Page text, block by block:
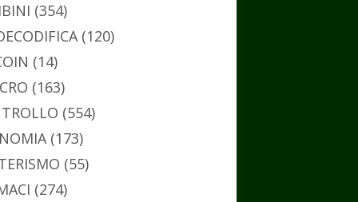
(354)
(120)
(14)
(163)
(554)
(173)
(55)
(274)